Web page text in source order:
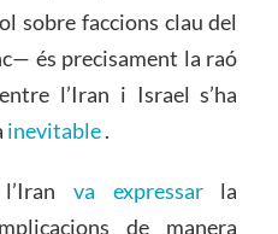
sobre faccions clau del
és precisament la raó
l’Iran i Israel s’ha
inevitable.
va expressarla
de manera